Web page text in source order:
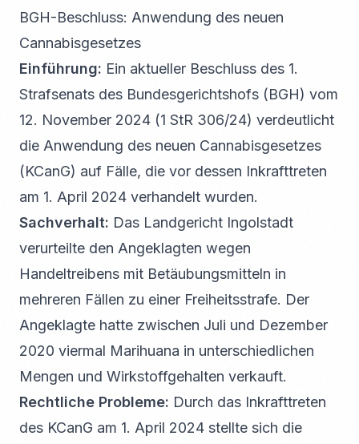
BGH-Beschluss: Anwendung des neuen
Cannabisgesetzes
Einführung: Ein aktueller Beschluss des 1.
Strafsenats des Bundesgerichtshofs (BGH) vom
12. November 2024 (1 StR 306/24) verdeutlicht
die Anwendung des neuen Cannabisgesetzes
(KCanG) auf Fälle, die vor dessen Inkrafttreten
am 1. April 2024 verhandelt wurden.
Sachverhalt: Das Landgericht Ingolstadt
verurteilte den Angeklagten wegen
Handeltreibens mit Betäubungsmitteln in
mehreren Fällen zu einer Freiheitsstrafe. Der
Angeklagte hatte zwischen Juli und Dezember
2020 viermal Marihuana in unterschiedlichen
Mengen und Wirkstoffgehalten verkauft.
Rechtliche Probleme: Durch das Inkrafttreten
des KCanG am 1. April 2024 stellte sich die